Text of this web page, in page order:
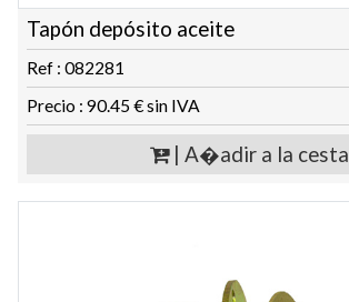
Tapón depósito aceite
Ref : 082281
Precio : 90.45 € sin IVA
| A�adir a la cesta